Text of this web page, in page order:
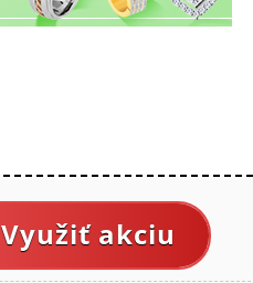
Využiť akciu